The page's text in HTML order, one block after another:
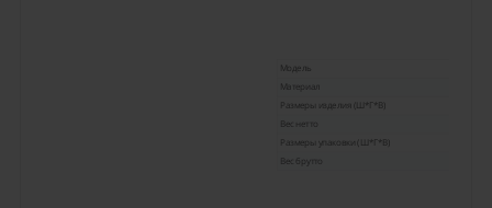
Модель
Материал
Размеры изделия (Ш*Г*В)
Вес нетто
Размеры упаковки (Ш*Г*В)
Вес брутто